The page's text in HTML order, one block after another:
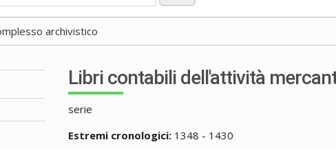
archivistico
Libri contabili dell'attività
serie
Estremi cronologici: 1348 - 1430